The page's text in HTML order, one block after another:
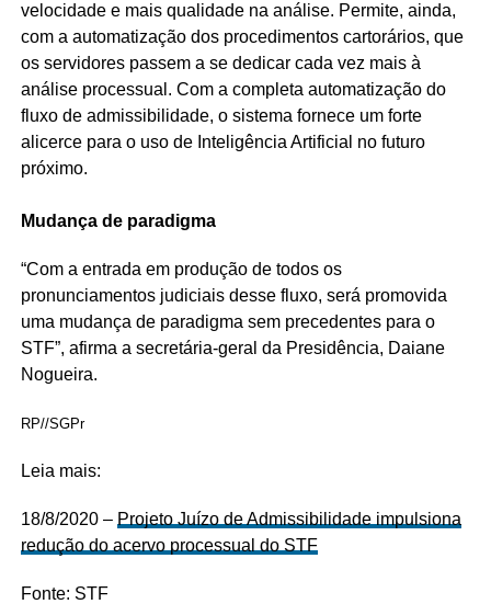
velocidade e mais qualidade na análise. Permite, ainda,
com a automatização dos procedimentos cartorários, que
os servidores passem a se dedicar cada vez mais à
análise processual. Com a completa automatização do
fluxo de admissibilidade, o sistema fornece um forte
alicerce para o uso de Inteligência Artificial no futuro
próximo.
Mudança de paradigma
“Com a entrada em produção de todos os
pronunciamentos judiciais desse fluxo, será promovida
uma mudança de paradigma sem precedentes para o
STF”, afirma a secretária-geral da Presidência, Daiane
Nogueira.
RP//SGPr
Leia mais:
18/8/2020 – Projeto Juízo de Admissibilidade impulsiona
redução do acervo processual do STF
Fonte: STF